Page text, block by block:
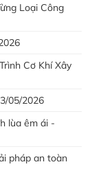
Loại Công
Cơ Khí Xây
05/2026
lùa êm ái -
pháp an toàn